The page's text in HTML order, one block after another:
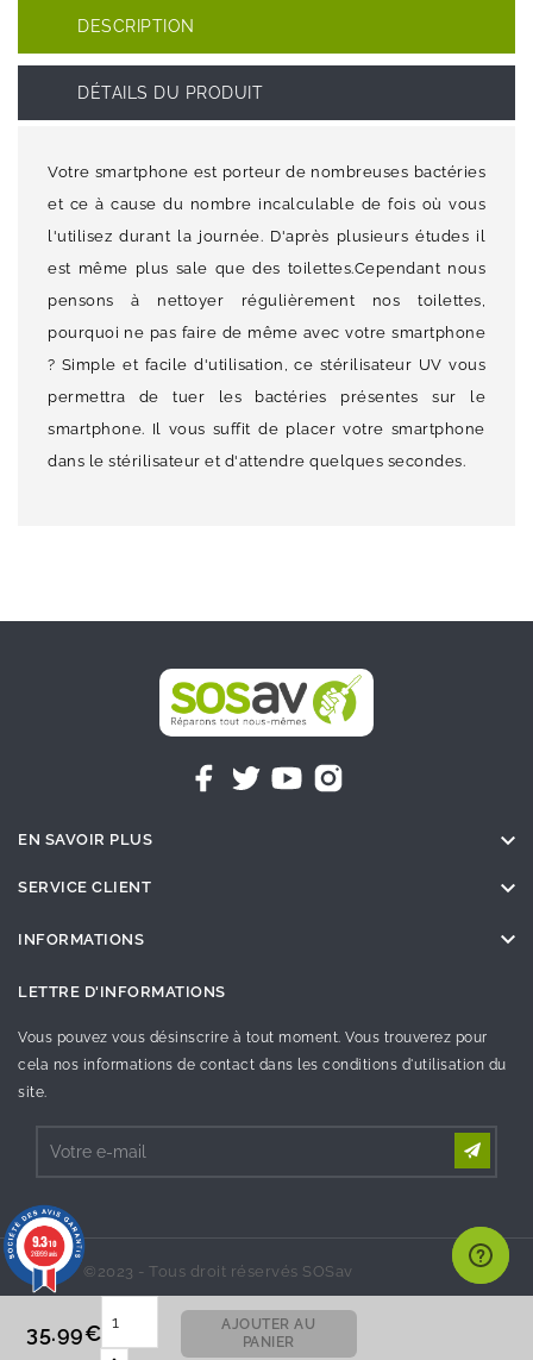
35.99€
AJOUTER AU
PANIER
DESCRIPTION
DÉTAILS DU PRODUIT
Votre smartphone est porteur de nombreuses bactéries
et ce à cause du nombre incalculable de fois où vous
l'utilisez durant la journée. D'après plusieurs études il
est même plus sale que des toilettes.Cependant nous
pensons à nettoyer régulièrement nos toilettes,
pourquoi ne pas faire de même avec votre smartphone
? Simple et facile d'utilisation, ce stérilisateur UV vous
permettra de tuer les bactéries présentes sur le
smartphone. Il vous suffit de placer votre smartphone
dans le stérilisateur et d'attendre quelques secondes.
EN SAVOIR PLUS 
SERVICE CLIENT 
INFORMATIONS 
LETTRE D'INFORMATIONS
Vous pouvez vous désinscrire à tout moment. Vous trouverez pour
cela nos informations de contact dans les conditions d'utilisation du
site.
©2023 - Tous droit réservés SOSav
9.3/10
26999 avis